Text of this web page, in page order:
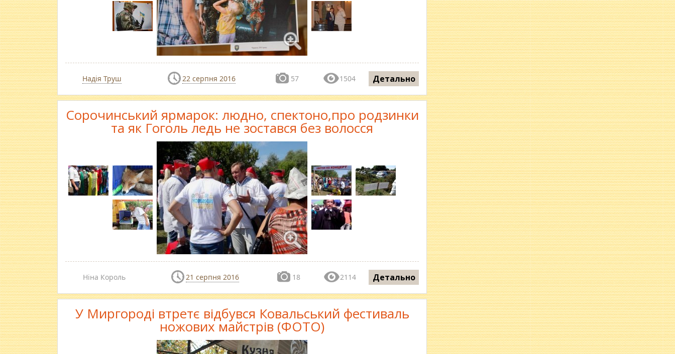
Надія Труш 22 серпня 2016 57 1504 Детально
Сорочинський ярмарок: людно, спектоно,про родзинки
та як Гоголь ледь не зостався без волосся
Ніна Король 21 серпня 2016 18 2114 Детально
У Миргороді втретє відбувся Ковальський фестиваль
ножових майстрів (ФОТО)